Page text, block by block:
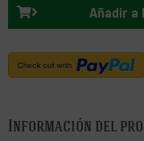
Añadir a
Información del